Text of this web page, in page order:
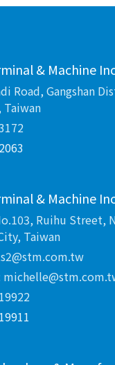
& Machine
Road, Gangshan
Taiwan
& Machine
Ruihu Street,
Taiwan